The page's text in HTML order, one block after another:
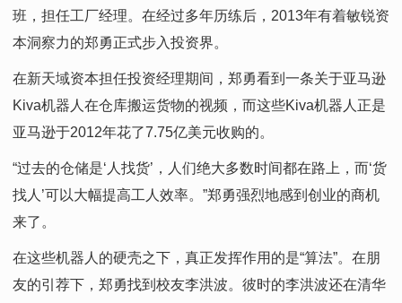
班，担任工厂经理。在经过多年历练后，2013年有着敏锐资
本洞察力的郑勇正式步入投资界。
在新天域资本担任投资经理期间，郑勇看到一条关于亚马逊
Kiva机器人在仓库搬运货物的视频，而这些Kiva机器人正是
亚马逊于2012年花了7.75亿美元收购的。
“过去的仓储是‘人找货’，人们绝大多数时间都在路上，而‘货
找人’可以大幅提高工人效率。”郑勇强烈地感到创业的商机
来了。
在这些机器人的硬壳之下，真正发挥作用的是“算法”。在朋
友的引荐下，郑勇找到校友李洪波。彼时的李洪波还在清华